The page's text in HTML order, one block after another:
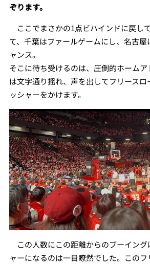
ぞります。
ここでまさかの1点ビハインドに戻し
て、千葉はファールゲームにし、名古屋
ャンス。
そこに待ち受けるのは、圧倒的ホーム
は文字通り揺れ、声を出してフリース
ッシャーをかけます。
この人数にこの距離からのブーイング
ャーになるのは一目瞭然でした。この